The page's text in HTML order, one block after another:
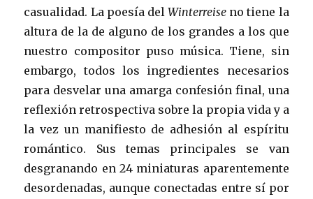
casualidad. La poesía del Winterreise no tiene la
altura de la de alguno de los grandes a los que
nuestro compositor puso música. Tiene, sin
embargo, todos los ingredientes necesarios
para desvelar una amarga confesión final, una
reflexión retrospectiva sobre la propia vida y a
la vez un manifiesto de adhesión al espíritu
romántico. Sus temas principales se van
desgranando en 24 miniaturas aparentemente
desordenadas, aunque conectadas entre sí por